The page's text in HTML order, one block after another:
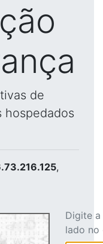
de
hospedados
,
Digite
lado no